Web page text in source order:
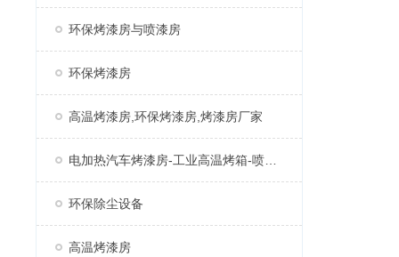
环保烤漆房与喷漆房
环保烤漆房
高温烤漆房,环保烤漆房,烤漆房厂家
环保除尘设备
高温烤漆房